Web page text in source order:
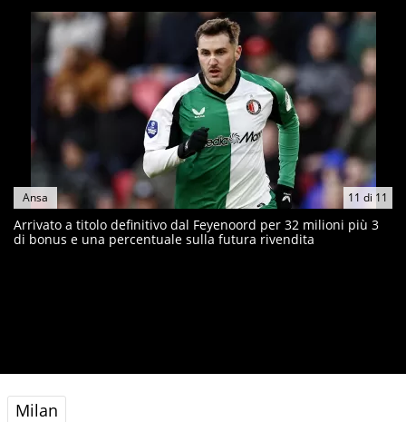
11 di 11
Ansa
Arrivato a titolo definitivo dal Feyenoord per 32 milioni più 3
di bonus e una percentuale sulla futura rivendita
Milan